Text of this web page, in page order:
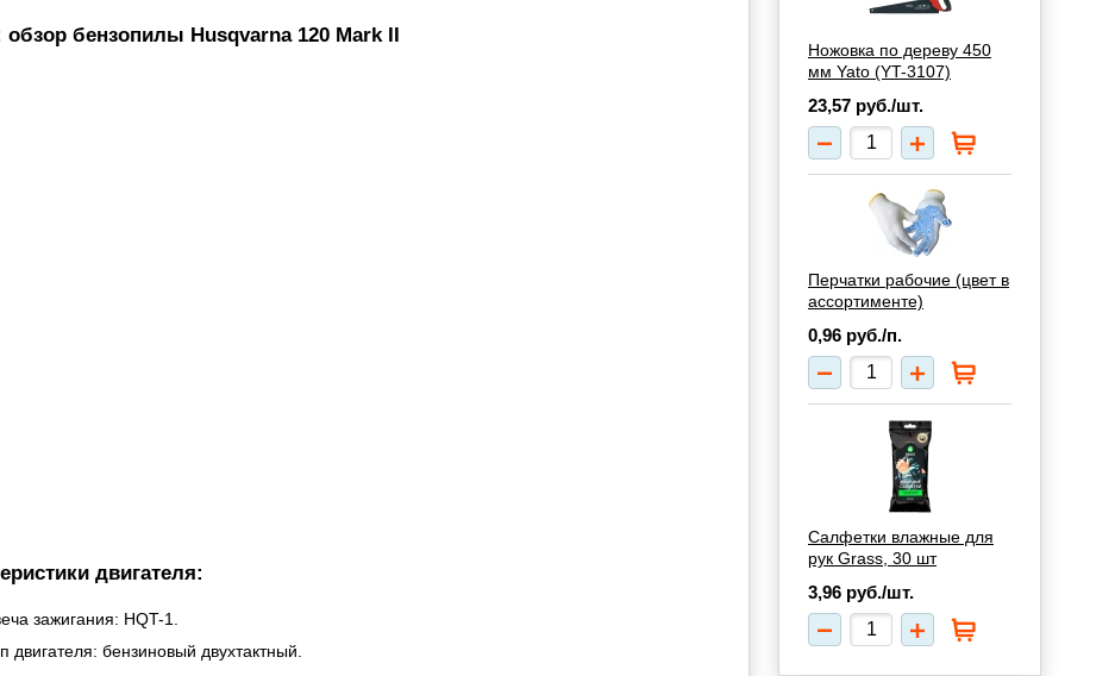
обзор бензопилы Husqvarna 120 Mark II
двигателя:
зажигания: HQT-1.
двигателя: бензиновый двухтактный.
Ножовка по дереву 450
мм Yato (YT-3107)
23,57 руб./шт.
Перчатки рабочие (цвет в
ассортименте)
0,96 руб./п.
Салфетки влажные для
рук Grass, 30 шт
3,96 руб./шт.